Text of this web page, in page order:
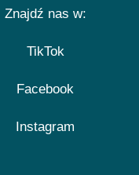
Znajdź nas w:
TikTok
Facebook
Instagram